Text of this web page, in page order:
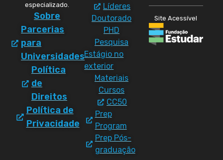
especializado.
Sobre
Parcerias
para
Universidades
Política
de
Direitos
Política de
Privacidade
Líderes
Doutorado
PHD
Pesquisa
Estágio no
exterior
Materiais
Cursos
CC50
Prep
Program
Prep Pós-
graduação
Site Acessível